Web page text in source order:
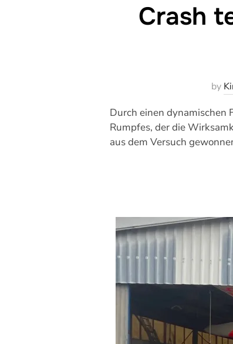
Crash
by
Durch einen dynamischen
Rumpfes, der die
aus dem Versuch